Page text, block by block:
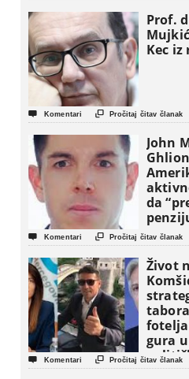
Prof.
Kec
 Komentari  Pročitaj čitav članak
John
da
 Komentari  Pročitaj čitav članak
Život
gura
 Komentari  Pročitaj čitav članak